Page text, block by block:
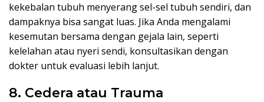
kekebalan tubuh menyerang sel-sel tubuh sendiri, dan
dampaknya bisa sangat luas. Jika Anda mengalami
kesemutan bersama dengan gejala lain, seperti
kelelahan atau nyeri sendi, konsultasikan dengan
dokter untuk evaluasi lebih lanjut.
8. Cedera atau Trauma